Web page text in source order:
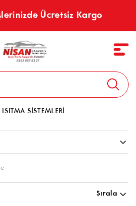
Ücretsiz Kargo
SİSTEMLERİ
Sırala